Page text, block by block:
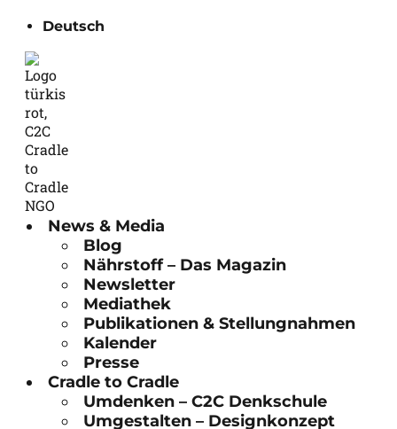
Deutsch
News & Media
Blog
Nährstoff – Das Magazin
Newsletter
Mediathek
Publikationen & Stellungnahmen
Kalender
Presse
Cradle to Cradle
Umdenken – C2C Denkschule
Umgestalten – Designkonzept